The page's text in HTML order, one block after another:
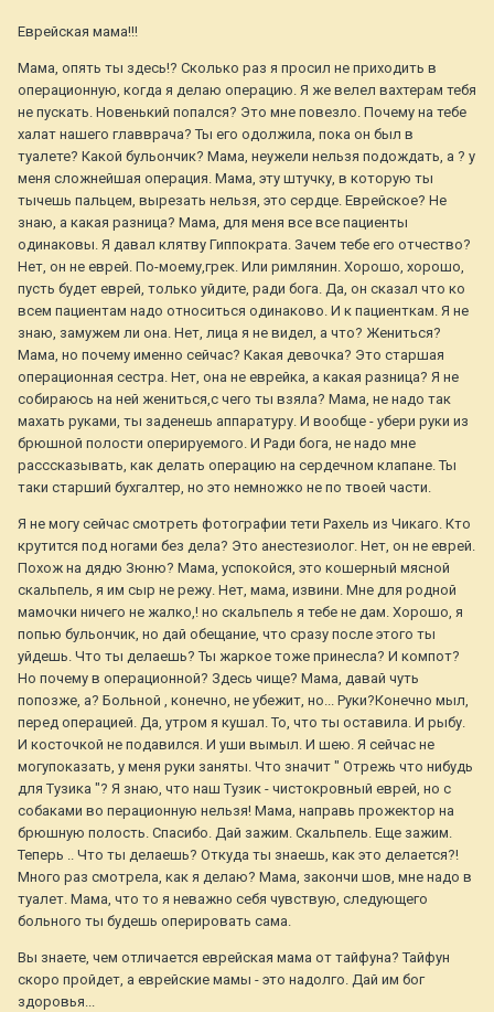
Еврейская мама!!!
Мама, опять ты здесь!? Сколько раз я просил не приходить в
операционную, когда я делаю операцию. Я же велел вахтерам тебя
не пускать. Новенький попался? Это мне повезло. Почему на тебе
халат нашего главврача? Ты его одолжила, пока он был в
туалете? Какой бульончик? Мама, неужели нельзя подождать, а ? у
меня сложнейшая операция. Мама, эту штучку, в которую ты
тычешь пальцем, вырезать нельзя, это сердце. Еврейское? Не
знаю, а какая разница? Мама, для меня все все пациенты
одинаковы. Я давал клятву Гиппократа. Зачем тебе его отчество?
Нет, он не еврей. По-моему,грек. Или римлянин. Хорошо, хорошо,
пусть будет еврей, только уйдите, ради бога. Да, он сказал что ко
всем пациентам надо относиться одинаково. И к пациенткам. Я не
знаю, замужем ли она. Нет, лица я не видел, а что? Жениться?
Мама, но почему именно сейчас? Какая девочка? Это старшая
операционная сестра. Нет, она не еврейка, а какая разница? Я не
собираюсь на ней жениться,с чего ты взяла? Мама, не надо так
махать руками, ты заденешь аппаратуру. И вообще - убери руки из
брюшной полости оперируемого. И Ради бога, не надо мне
расссказывать, как делать операцию на сердечном клапане. Ты
таки старший бухгалтер, но это немножко не по твоей части.
Я не могу сейчас смотреть фотографии тети Рахель из Чикаго. Кто
крутится под ногами без дела? Это анестезиолог. Нет, он не еврей.
Похож на дядю Зюню? Мама, успокойся, это кошерный мясной
скальпель, я им сыр не режу. Нет, мама, извини. Мне для родной
мамочки ничего не жалко,! но скальпель я тебе не дам. Хорошо, я
попью бульончик, но дай обещание, что сразу после этого ты
уйдешь. Что ты делаешь? Ты жаркое тоже принесла? И компот?
Но почему в операционной? Здесь чище? Мама, давай чуть
попозже, а? Больной , конечно, не убежит, но... Руки?Конечно мыл,
перед операцией. Да, утром я кушал. То, что ты оставила. И рыбу.
И косточкой не подавился. И уши вымыл. И шею. Я сейчас не
могупоказать, у меня руки заняты. Что значит " Отрежь что нибудь
для Тузика "? Я знаю, что наш Тузик - чистокровный еврей, но с
собаками во перационную нельзя! Мама, направь прожектор на
брюшную полость. Спасибо. Дай зажим. Скальпель. Еще зажим.
Теперь .. Что ты делаешь? Откуда ты знаешь, как это делается?!
Много раз смотрела, как я делаю? Мама, закончи шов, мне надо в
туалет. Мама, что то я неважно себя чувствую, следующего
больного ты будешь оперировать сама.
Вы знаете, чем отличается еврейская мама от тайфуна? Тайфун
скоро пройдет, а еврейские мамы - это надолго. Дай им бог
здоровья...